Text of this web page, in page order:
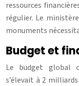
ressources
régulier. Le
monuments
Budget et
Le budget global
s’élevait à 2